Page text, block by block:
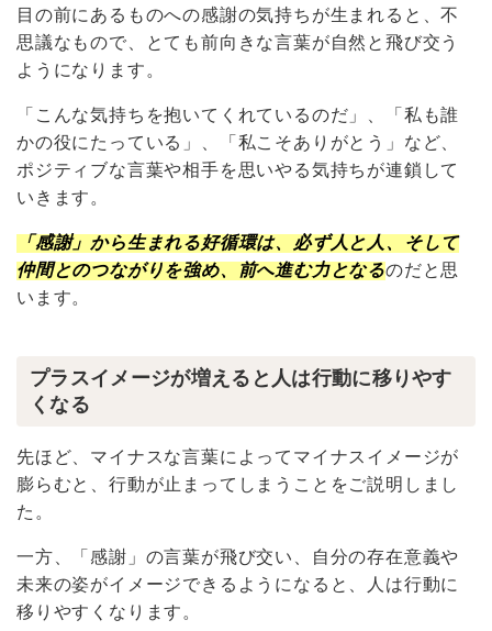
目の前にあるものへの感謝の気持ちが生まれると、不
思議なもので、とても前向きな言葉が自然と飛び交う
ようになります。
「こんな気持ちを抱いてくれているのだ」、「私も誰
かの役にたっている」、「私こそありがとう」など、
ポジティブな言葉や相手を思いやる気持ちが連鎖して
いきます。
「感謝」から生まれる好循環は、必ず人と人、そして
仲間とのつながりを強め、前へ進む力となるのだと思
います。
プラスイメージが増えると人は行動に移りやす
くなる
先ほど、マイナスな言葉によってマイナスイメージが
膨らむと、行動が止まってしまうことをご説明しまし
た。
一方、「感謝」の言葉が飛び交い、自分の存在意義や
未来の姿がイメージできるようになると、人は行動に
移りやすくなります。